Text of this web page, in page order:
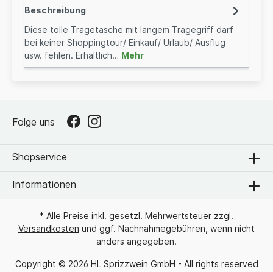
Beschreibung
Diese tolle Tragetasche mit langem Tragegriff darf
bei keiner Shoppingtour/ Einkauf/ Urlaub/ Ausflug
usw. fehlen. Erhältlich… Mehr
Folge uns
Shopservice
Informationen
* Alle Preise inkl. gesetzl. Mehrwertsteuer zzgl.
Versandkosten und ggf. Nachnahmegebühren, wenn nicht
anders angegeben.
Copyright © 2026 HL Sprizzwein GmbH - All rights reserved